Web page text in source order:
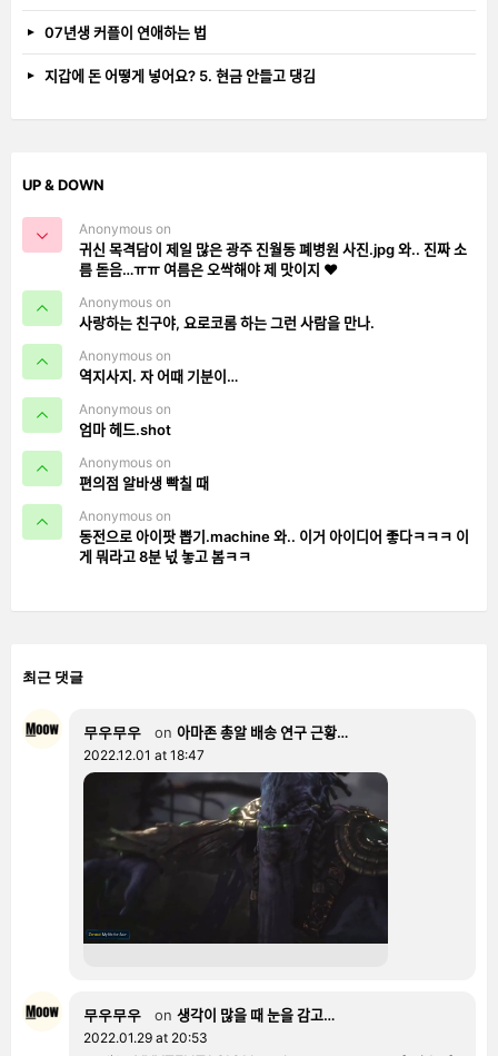
07년생 커플이 연애하는 법
지갑에 돈 어떻게 넣어요? 5. 현금 안들고 댕김
UP & DOWN
Anonymous on
귀신 목격담이 제일 많은 광주 진월동 폐병원 사진.jpg 와.. 진짜 소
름 돋음…ㅠㅠ 여름은 오싹해야 제 맛이지 ❤️
Anonymous on
사랑하는 친구야, 요로코롬 하는 그런 사람을 만나.
Anonymous on
역지사지. 자 어때 기분이…
Anonymous on
엄마 헤드.shot
Anonymous on
편의점 알바생 빡칠 때
Anonymous on
동전으로 아이팟 뽑기.machine 와.. 이거 아이디어 좋다ㅋㅋㅋ 이
게 뭐라고 8분 넋 놓고 봄ㅋㅋ
최근 댓글
무우무우 on 아마존 총알 배송 연구 근황…
2022.12.01 at 18:47
무우무우 on 생각이 많을 때 눈을 감고…
2022.01.29 at 20:53